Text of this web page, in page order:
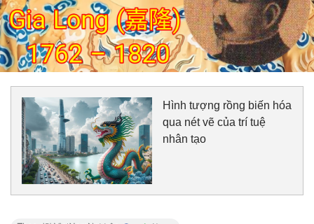
Hình tượng rồng biến hóa
qua nét vẽ của trí tuệ
nhân tạo